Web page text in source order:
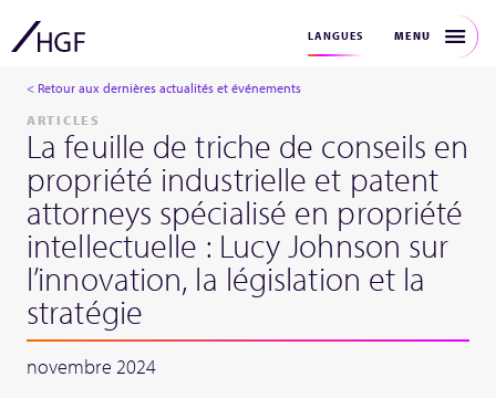
LANGUES MENU
< Retour aux dernières actualités et événements
ARTICLES
La feuille de triche de conseils en
propriété industrielle et patent
attorneys spécialisé en propriété
intellectuelle : Lucy Johnson sur
l’innovation, la législation et la
stratégie
novembre 2024